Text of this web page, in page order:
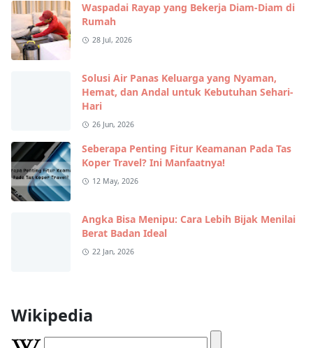
Waspadai Rayap yang Bekerja Diam-Diam di
Rumah
28 Jul, 2026
Solusi Air Panas Keluarga yang Nyaman,
Hemat, dan Andal untuk Kebutuhan Sehari-
Hari
26 Jun, 2026
Seberapa Penting Fitur Keamanan Pada Tas
Koper Travel? Ini Manfaatnya!
12 May, 2026
Angka Bisa Menipu: Cara Lebih Bijak Menilai
Berat Badan Ideal
22 Jan, 2026
Wikipedia